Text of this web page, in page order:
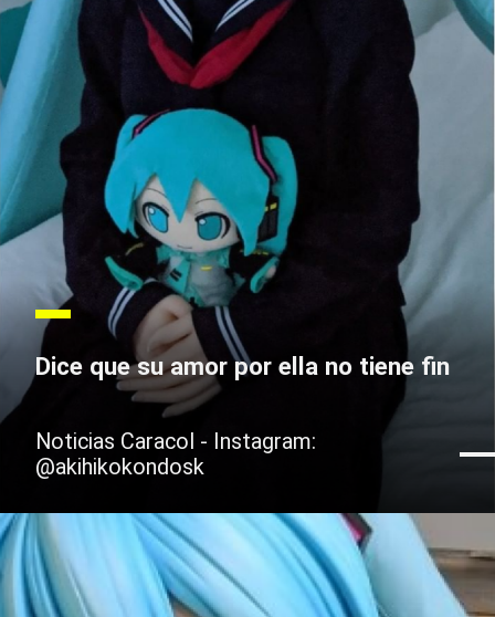
Dice que su amor por ella no tiene fin
Noticias Caracol - Instagram:
@akihikokondosk